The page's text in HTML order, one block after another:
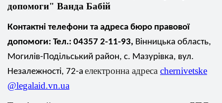
допомоги" Ванда Бабій
Контактні телефони та адреса бюро правової
допомоги: Тел.: 04357 2-11-93, Вінницька область,
Могилів-Подільський район, с. Мазурівка, вул.
Незалежності, 72-а електронна адреса chernivetske
@legalaid.vn.ua